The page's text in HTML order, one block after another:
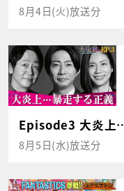
8月4日(火)放送分
Episode3 大炎上
8月5日(水)放送分